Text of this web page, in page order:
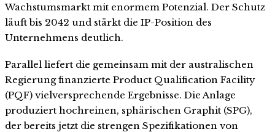
Wachstumsmarkt mit enormem Potenzial. Der Schutz
läuft bis 2042 und stärkt die IP-Position des
Unternehmens deutlich.
Parallel liefert die gemeinsam mit der australischen
Regierung finanzierte Product Qualification Facility
(PQF) vielversprechende Ergebnisse. Die Anlage
produziert hochreinen, sphärischen Graphit (SPG),
der bereits jetzt die strengen Spezifikationen von